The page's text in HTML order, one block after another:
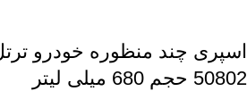
اسپری چند منظوره خودرو
50802 حجم 680 میلی لیتر